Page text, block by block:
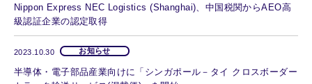
Nippon Express NEC Logistics (Shanghai)、中国税関からAEO高
級認証企業の認定取得
2023.10.30 お知らせ
半導体・電子部品産業向けに「シンガポール－タイ クロスボーダー